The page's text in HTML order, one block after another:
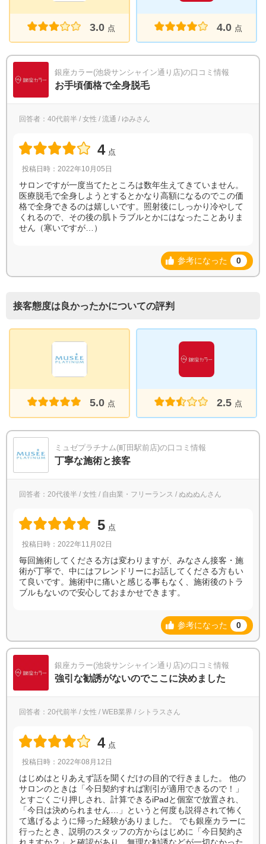
3.0 点 4.0 点
銀座カラー(池袋サンシャイン通り店)の口コミ情報
お手頃価格で全身脱毛
回答者：40代前半 / 女性 / 流通 / ゆみさん
4 点
投稿日時：2022年10月05日
サロンですが一度当てたところは数年生えてきていません。
医療脱毛で全身しようとするとかなり高額になるのでこの価
格で全身できるのは嬉しいです。照射後にしっかり冷やして
くれるので、その後の肌トラブルとかにはなったことありま
せん（寒いですが…）
参考になった 0
接客態度は良かったかについての評判
5.0 点 2.5 点
ミュゼプラチナム(町田駅前店)の口コミ情報
丁寧な施術と接客
回答者：20代後半 / 女性 / 自由業・フリーランス / ぬぬぬんさん
5 点
投稿日時：2022年11月02日
毎回施術してくださる方は変わりますが、みなさん接客・施
術が丁寧で、中にはフレンドリーにお話してくださる方もい
て良いです。施術中に痛いと感じる事もなく、施術後のトラ
ブルもないので安心しておまかせできます。
参考になった 0
銀座カラー(池袋サンシャイン通り店)の口コミ情報
強引な勧誘がないのでここに決めました
回答者：20代前半 / 女性 / WEB業界 / シトラスさん
4 点
投稿日時：2022年08月12日
はじめはとりあえず話を聞くだけの目的で行きました。 他の
サロンのときは「今日契約すれば割引が適用できるので！」
とすごくごり押しされ、計算できるiPadと個室で放置され、
「今日は決められません…」というと何度も説得されて怖く
て逃げるように帰った経験がありました。 でも銀座カラーに
行ったとき、説明のスタッフの方からはじめに「今日契約さ
れますか？」と確認があり、無理な勧誘などが一切なかった